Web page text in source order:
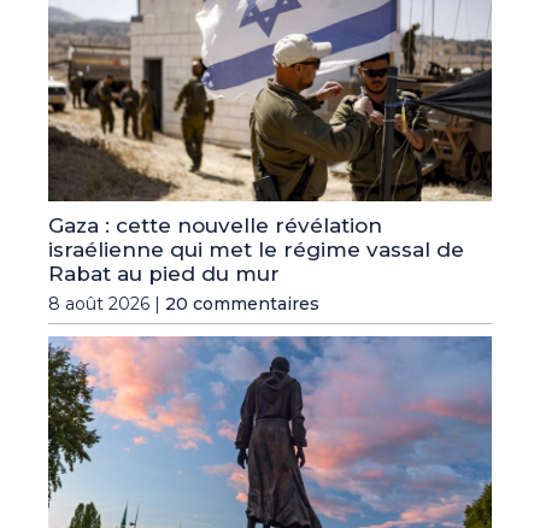
Gaza : cette nouvelle révélation
israélienne qui met le régime vassal de
Rabat au pied du mur
8 août 2026 | 20 commentaires